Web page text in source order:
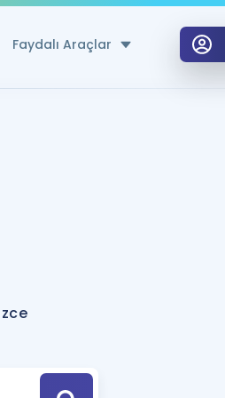
Faydalı Araçlar
Hesaplama Aracı
için Öneriler
Tek Takvimde